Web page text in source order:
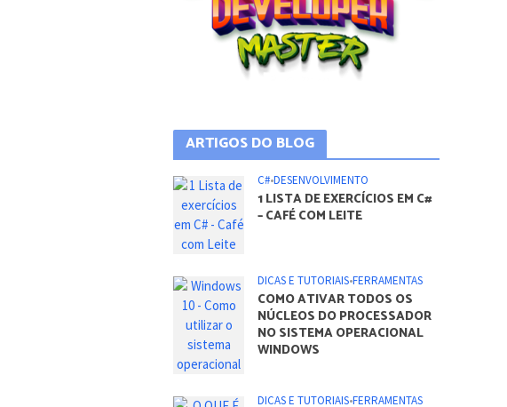
ARTIGOS DO BLOG
C#•DESENVOLVIMENTO
1 LISTA DE EXERCÍCIOS EM C#
– CAFÉ COM LEITE
DICAS E TUTORIAIS•FERRAMENTAS
COMO ATIVAR TODOS OS
NÚCLEOS DO PROCESSADOR
NO SISTEMA OPERACIONAL
WINDOWS
DICAS E TUTORIAIS•FERRAMENTAS